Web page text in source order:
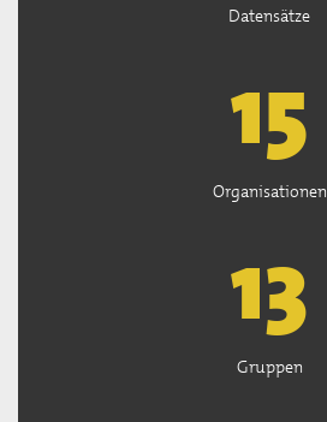
Datensätze
15
Organisationen
13
Gruppen